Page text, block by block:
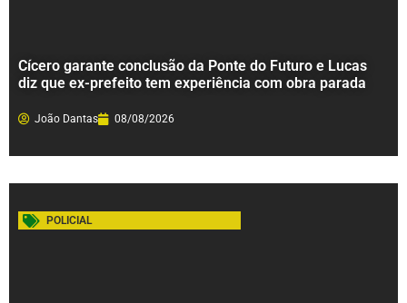
Cícero garante conclusão da Ponte do Futuro e Lucas
diz que ex-prefeito tem experiência com obra parada
João Dantas 08/08/2026
POLICIAL